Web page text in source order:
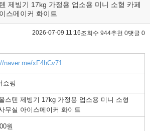
제빙기 17kg 가정용 업소용 미니 소형 카페
스메이커 화이트
2026-07-09 11:16조회수 944추천 0댓글 0
naver.me/xF4hCv71
쇼핑
스텐 제빙기 17kg 가정용 업소용 미니 소형
무실 아이스메이커 화이트
원